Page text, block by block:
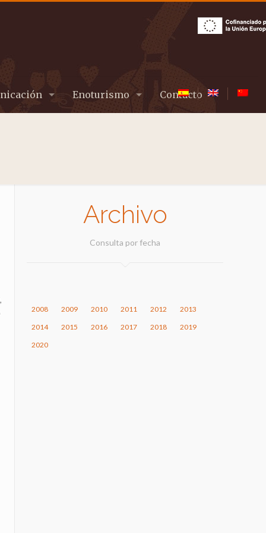
Enoturismo Contacto
Archivo
Consulta por fecha
2008 2009 2010 2011 2012
2013
2014
2015 2016 2017 2018
2019
2020